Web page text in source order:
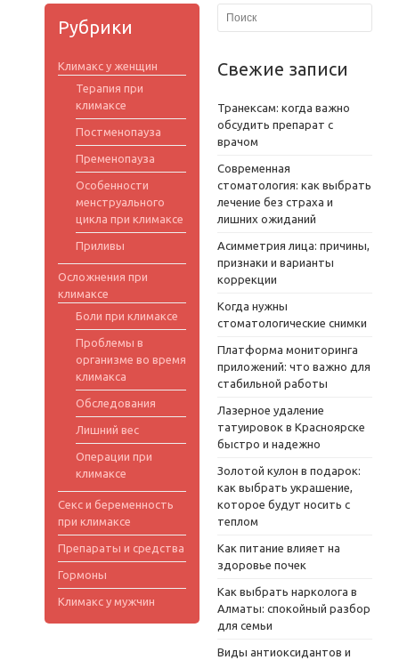
Рубрики
Климакс у женщин
Терапия при
климаксе
Постменопауза
Пременопауза
Особенности
менструального
цикла при климаксе
Приливы
Осложнения при
климаксе
Боли при климаксе
Проблемы в
организме во время
климакса
Обследования
Лишний вес
Операции при
климаксе
Секс и беременность
при климаксе
Препараты и средства
Гормоны
Климакс у мужчин
Свежие записи
Транексам: когда важно
обсудить препарат с
врачом
Современная
стоматология: как выбрать
лечение без страха и
лишних ожиданий
Асимметрия лица: причины,
признаки и варианты
коррекции
Когда нужны
стоматологические снимки
Платформа мониторинга
приложений: что важно для
стабильной работы
Лазерное удаление
татуировок в Красноярске
быстро и надежно
Золотой кулон в подарок:
как выбрать украшение,
которое будут носить с
теплом
Как питание влияет на
здоровье почек
Как выбрать нарколога в
Алматы: спокойный разбор
для семьи
Виды антиоксидантов и